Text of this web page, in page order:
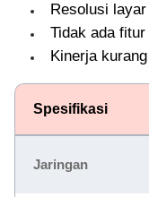
Resolusi
Tidak ada fitur
Kinerja
Spesifikasi
Jaringan